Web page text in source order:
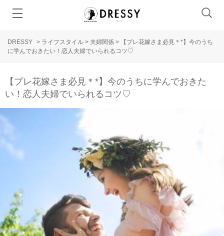
DRESSY > ライフスタイル > 夫婦関係 >
【プレ花嫁さま必見＊*】今のうち
に学んでおきたい！恋人夫婦でいられるコツ♡
【プレ花嫁さま必見＊*】今のうちに学んでおきた
い！恋人夫婦でいられるコツ♡